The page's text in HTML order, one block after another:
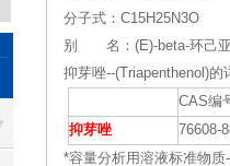
分子式：C15H25N3O
别 名：(E)-beta-环己亚
抑芽唑--(Triapenthenol)的
CAS编
抑芽唑
76608-
*容量分析用溶液标准物